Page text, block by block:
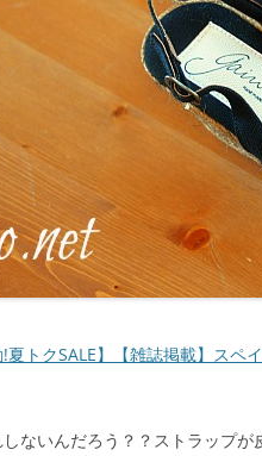
!夏トクSALE】【雑誌掲載】ス
ないんだろう？？ストラップ